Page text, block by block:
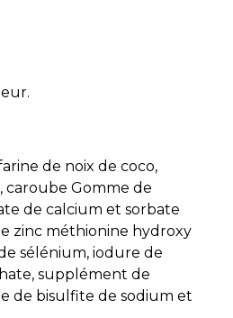
de noix de coco,
caroube Gomme de
de calcium et sorbate
zinc méthionine hydroxy
sélénium, iodure de
supplément de
de bisulfite de sodium et